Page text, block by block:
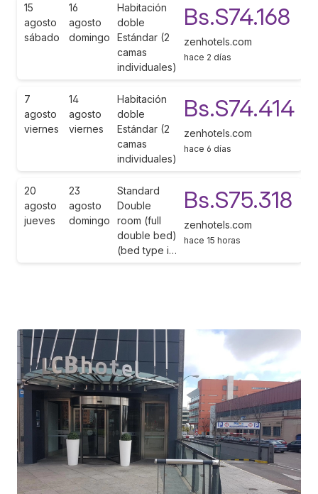
15
agosto
sábado
16
agosto
domingo
Habitación
doble
Estándar (2
camas
individuales)
Bs.S74.168
zenhotels.com
hace 2 días
7
agosto
viernes
14
agosto
viernes
Habitación
doble
Estándar (2
camas
individuales)
Bs.S74.414
zenhotels.com
hace 6 días
20
agosto
jueves
23
agosto
domingo
Standard
Double
room (full
double bed)
(bed type i…
Bs.S75.318
zenhotels.com
hace 15 horas